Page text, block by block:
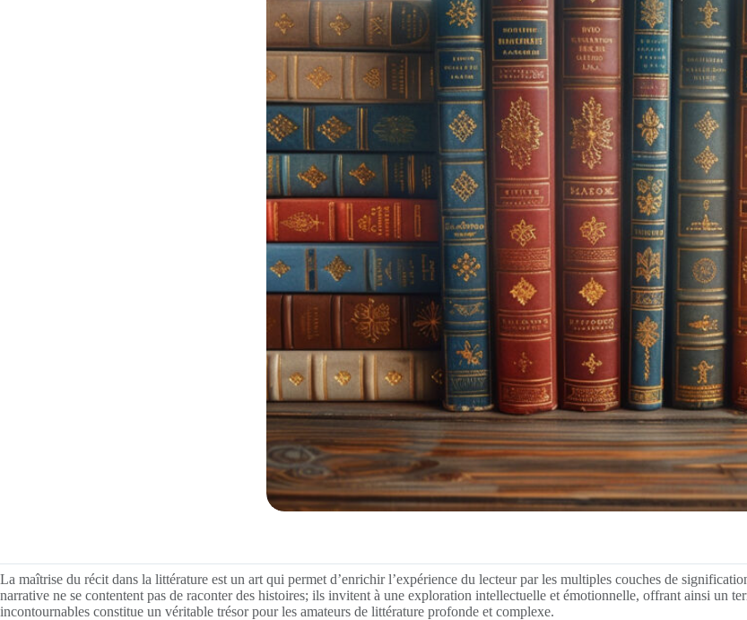
La maîtrise du récit dans la littérature est un art qui permet d’enrichir l’expérience du lecteur par les multiples couches de
narrative ne se contentent pas de raconter des histoires; ils invitent à une exploration intellectuelle et émotionnelle, offrant ainsi un
incontournables constitue un véritable trésor pour les amateurs de littérature profonde et complexe.